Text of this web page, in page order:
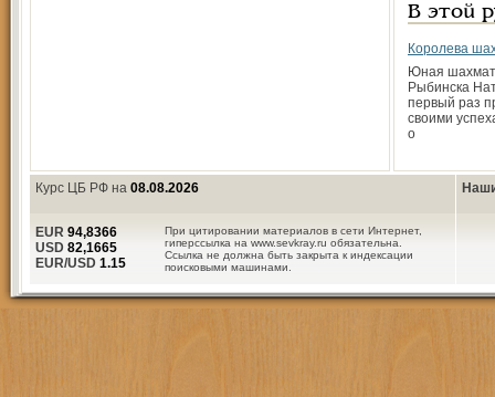
В этой
Королева
Юная
Рыбинска
первый раз
своими
о
Курс ЦБ РФ на 08.08.2026
При цитировании материалов в сети Интернет,
гиперссылка на www.sevkray.ru обязательна.
Ссылка не должна быть закрыта к индексации
поисковыми машинами.
EUR 94,8366
USD 82,1665
EUR/USD 1.15